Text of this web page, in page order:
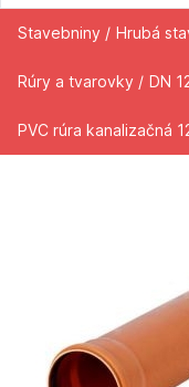
Stavebniny / Hrubá
Rúry a tvarovky / DN
PVC rúra kanalizačná